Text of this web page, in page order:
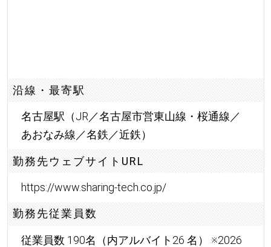
沿線・最寄駅
名古屋駅（JR／名古屋市営東山線・桜通線／
あおなみ線／名鉄／近鉄）
勤務先ウェブサイトURL
https://www.sharing-tech.co.jp/
勤務先従業員数
従業員数 190名（内アルバイト26 名） ※2026